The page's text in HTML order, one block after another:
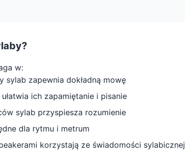
w:
zapewnia dokładną mowę
ich zapamiętanie i pisanie
sylab przyspiesza rozumienie
dla rytmu i metrum
korzystają ze świadomości sylabicznej